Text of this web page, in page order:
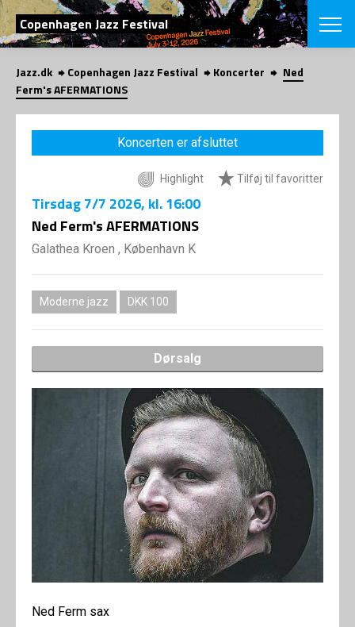
SØG
Copenhagen Jazz Festival
English
VÆLG
VINTERJAZZ
Temaer
LOCATIONS
Om fonden
SHOP
Jazz.dk Copenhagen Jazz Festival Koncerter
Ned
Ferm's AFERMATIONS
Koncerten er afsluttet
Highlight Tilføj til favoritter
Tirsdag7/7 2026, kl. 16:00
Ned Ferm's AFERMATIONS
Galathea Kroen , København K
Moderne jazz DKK 100
Dørsalg
Ned Ferm sax